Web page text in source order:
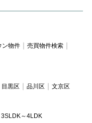
ン物件
売買物件検索
目黒区 品川区 文京区
3SLDK～4LDK